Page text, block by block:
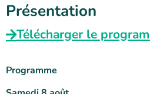
Présentation
Télécharger le
Programme